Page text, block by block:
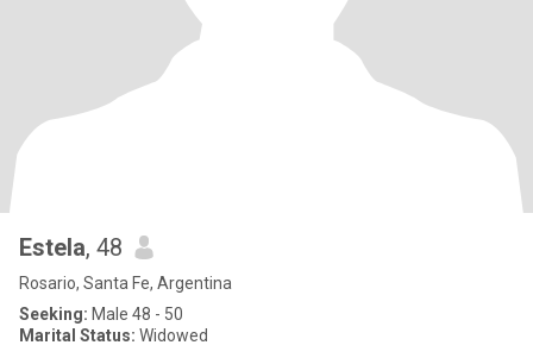
Estela, 48
Rosario, Santa Fe, Argentina
Seeking: Male 48 - 50
Marital Status: Widowed